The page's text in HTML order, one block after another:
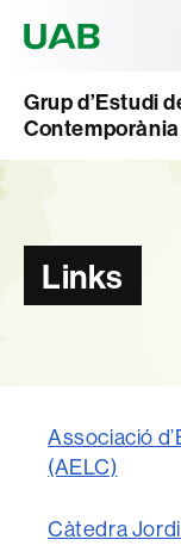
Grup d’Estudi
Contemporània
Links
Associació
(AELC)
Càtedra